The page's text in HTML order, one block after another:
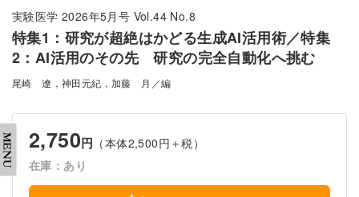
実験医学 2026年5月号 Vol.44 No.8
特集1：研究が超絶はかどる生成AI活用術／特集
2：AI活用のその先 研究の完全自動化へ挑む
尾崎 遼，神田元紀，加藤 月／編
2,750円 （本体2,500円＋税）
在庫：あり